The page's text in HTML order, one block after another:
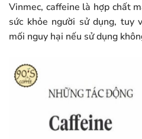
Vinmec, caffeine là hợp chất
sức khỏe người sử dụng, tuy
mối nguy hại nếu sử dụng